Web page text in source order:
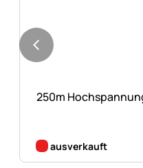
250m
ausverkauft